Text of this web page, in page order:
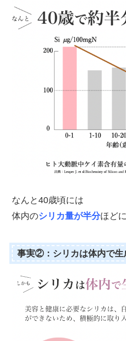
なんと40歳頃には
体内のシリカ量が半分ほど
事実②：シリカは体内で生